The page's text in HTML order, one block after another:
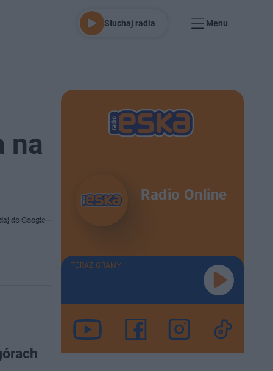
Słuchaj radia Menu
na
do Google
Radio Online
TERAZ GRAMY